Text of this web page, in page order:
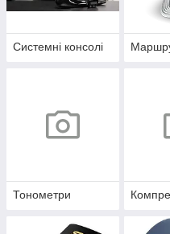
Системні консолі
Тонометри